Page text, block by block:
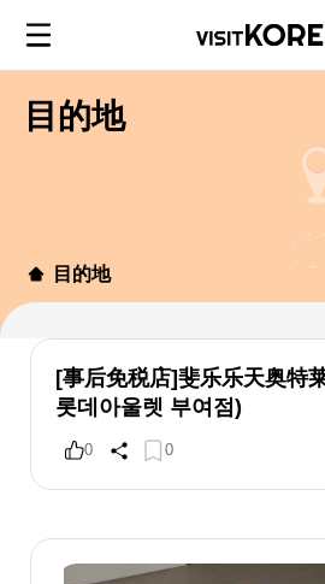
目的地
目的地
[事后免税店]斐乐乐天奥特
롯데아울렛 부여점)
0 0